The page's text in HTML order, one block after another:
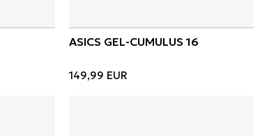
ASICS GEL-CUMULUS 16
149,99 EUR